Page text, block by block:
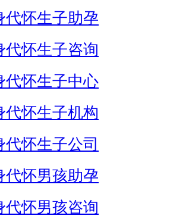
代怀生子助孕
代怀生子咨询
代怀生子中心
代怀生子机构
代怀生子公司
代怀男孩助孕
代怀男孩咨询